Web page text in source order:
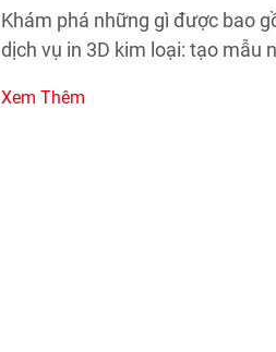
Khám phá những gì được bao
dịch vụ in 3D kim loại: tạo mẫu
xuất các bộ phận phức tạp.
Xem Thêm